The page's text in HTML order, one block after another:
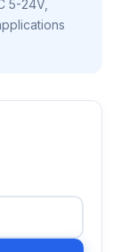
5-24V,